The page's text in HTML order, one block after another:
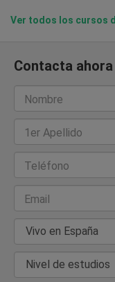
Ver todos los cursos
Contacta
Nombre
1er Apellido
Teléfono
Email
País de Residencia
Nivel de estudios